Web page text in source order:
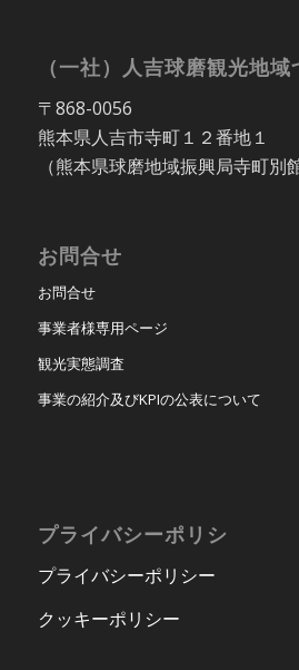
（一社）人吉球磨観光地
〒868-0056
熊本県人吉市寺町１２番地１
（熊本県球磨地域振興局寺町別
お問合せ
お問合せ
事業者様専用ページ
観光実態調査
事業の紹介及びKPIの公表について
プライバシーポリシ
プライバシーポリシー
クッキーポリシー